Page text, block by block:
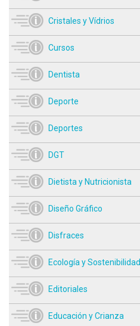
Cristales y Vídrios
Cursos
Dentista
Deporte
Deportes
DGT
Dietista y Nutricionista
Diseño Gráfico
Disfraces
Ecología y Sostenibilidad
Editoriales
Educación y Crianza